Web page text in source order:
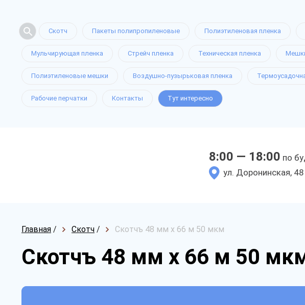
Скотч Пакеты полипропиленовые Полиэтиленовая пленка
Мульчирующая пленка Стрейч пленка Техническая пленка
Полиэтиленовые мешки Воздушно-пузырьковая пленка
Рабочие перчатки Контакты Тут интересно
8:00 — 18:00 по
ул. Доронинская, 48
Главная / Скотч / Скотчъ 48 мм х 66 м 50 мкм
Скотчъ 48 мм х 66 м 50